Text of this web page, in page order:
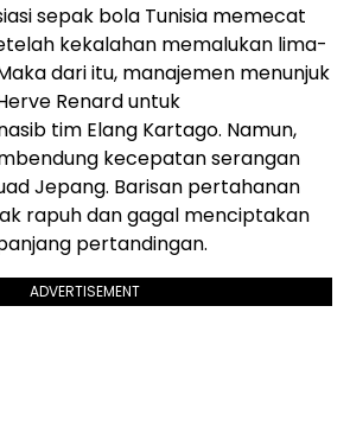
sepak bola Tunisia memecat
kekalahan memalukan lima-
dari itu, manajemen menunjuk
Renard untuk
tim Elang Kartago. Namun,
kecepatan serangan
Jepang. Barisan pertahanan
rapuh dan gagal menciptakan
pertandingan.
ADVERTISEMENT